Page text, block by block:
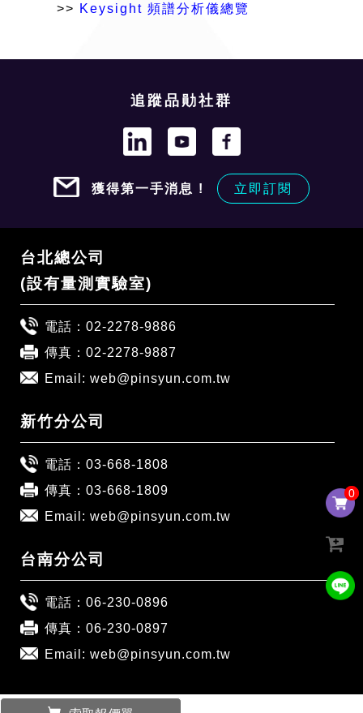
0
0
>> Keysight 頻譜分析儀總覽
追蹤品勛社群
獲得第一手消息 ! 立即訂閱
台北總公司
(設有量測實驗室)
電話： 02-2278-9886
傳真：02-2278-9887
Email: web@pinsyun.com.tw
新竹分公司
電話： 03-668-1808
傳真：03-668-1809
Email: web@pinsyun.com.tw
台南分公司
電話： 06-230-0896
傳真：06-230-0897
Email: web@pinsyun.com.tw